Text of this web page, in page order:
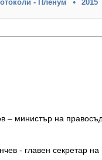
- Пленум 2015
– министър на
- главен секретар